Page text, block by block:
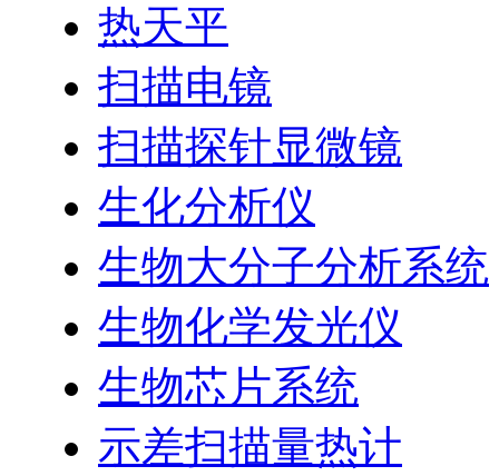
热天平
扫描电镜
扫描探针显微镜
生化分析仪
生物大分子分析系统
生物化学发光仪
生物芯片系统
示差扫描量热计